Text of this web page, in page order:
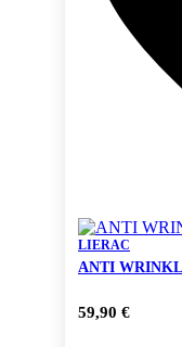
LIERAC
ANTI
59,90 €